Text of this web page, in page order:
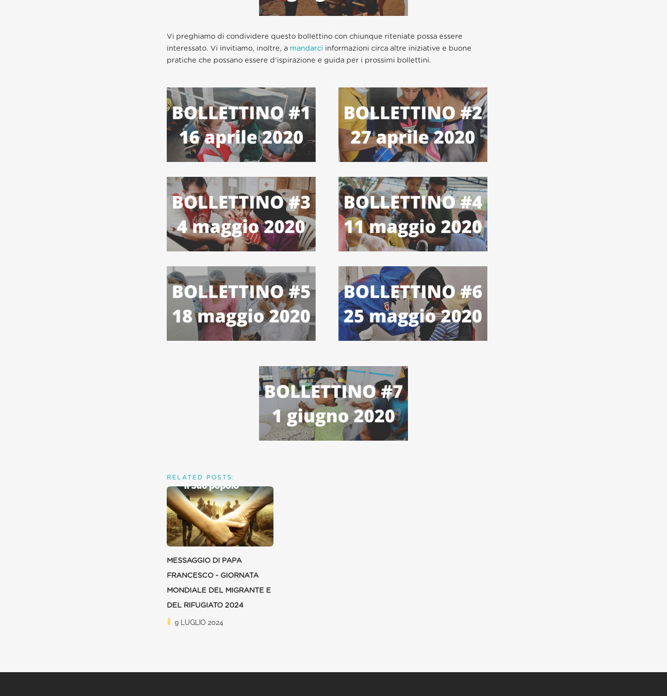
Vi preghiamo di condividere questo bollettino con chiunque riteniate possa essere
interessato. Vi invitiamo, inoltre, a mandarci informazioni circa altre iniziative e buone
pratiche che possano essere d’ispirazione e guida per i prossimi bollettini.
RELATED POSTS:
MESSAGGIO DI PAPA
FRANCESCO - GIORNATA
MONDIALE DEL MIGRANTE E
DEL RIFUGIATO 2024
9 LUGLIO 2024